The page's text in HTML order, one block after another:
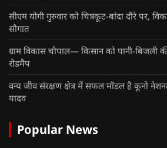
सीएम योगी गुरुवार को चित्रकूट-बांदा दौरे पर,
सौगात
ग्राम विकास चौपाल— किसान को पानी-बिजली
रोडमैप
वन्य जीव संरक्षण क्षेत्र में सफल मॉडल है कूनो
यादव
Popular News